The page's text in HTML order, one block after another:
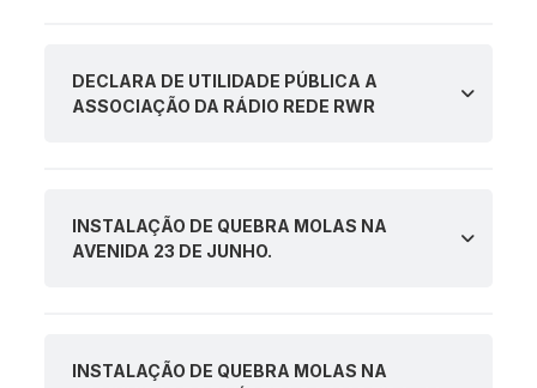
DECLARA DE UTILIDADE PÚBLICA A
ASSOCIAÇÃO DA RÁDIO REDE RWR
INSTALAÇÃO DE QUEBRA MOLAS NA
AVENIDA 23 DE JUNHO.
INSTALAÇÃO DE QUEBRA MOLAS NA